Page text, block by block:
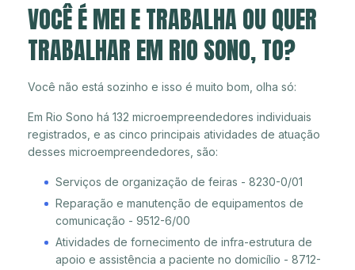
VOCÊ É MEI E TRABALHA OU QUER
TRABALHAR EM RIO SONO, TO?
Você não está sozinho e isso é muito bom, olha só:
Em Rio Sono há 132 microempreendedores individuais
registrados, e as cinco principais atividades de atuação
desses microempreendedores, são:
Serviços de organização de feiras - 8230-0/01
Reparação e manutenção de equipamentos de
comunicação - 9512-6/00
Atividades de fornecimento de infra-estrutura de
apoio e assistência a paciente no domicílio - 8712-